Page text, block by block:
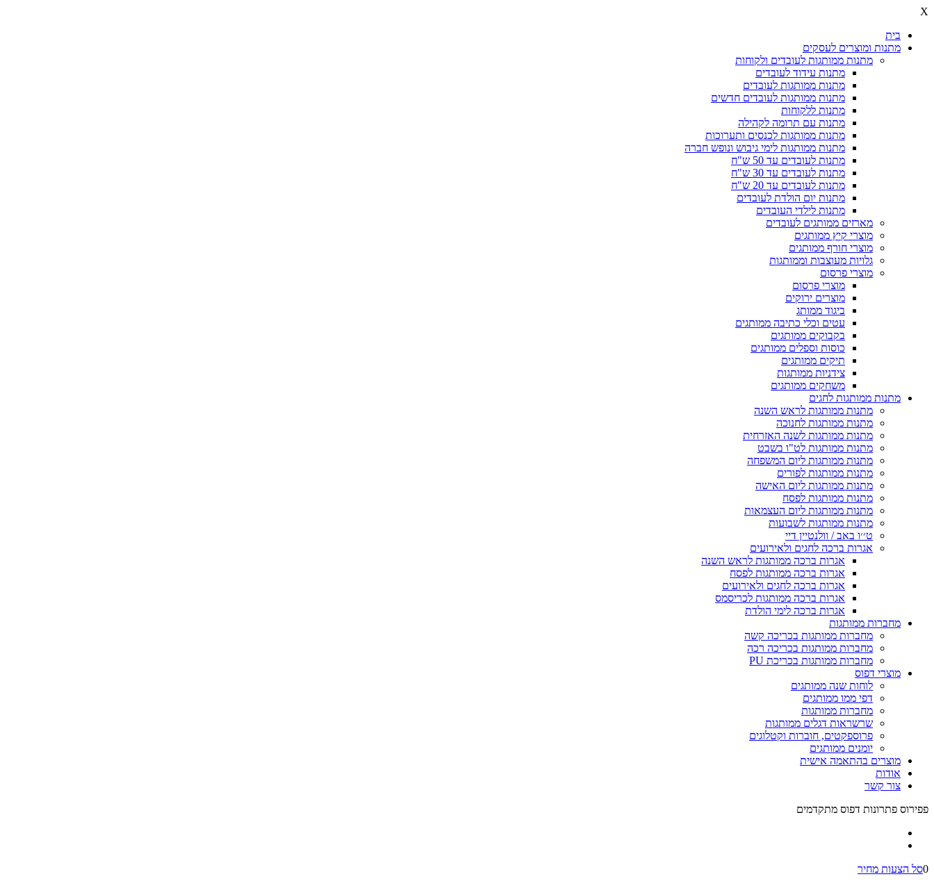
X
בית
מתנות ומוצרים לעסקים
מתנות ממותגות לעובדים ולקוחות
מתנות עידוד לעובדים
מתנות ממותגות לעובדים
מתנות ממותגות לעובדים חדשים
מתנות ללקוחות
מתנות עם תרומה לקהילה
מתנות ממותגות לכנסים ותערוכות
מתנות ממותגות לימי גיבוש ונופש חברה
מתנות לעובדים עד 50 ש"ח
מתנות לעובדים עד 30 ש"ח
מתנות לעובדים עד 20 ש"ח
מתנות יום הולדת לעובדים
מתנות לילדי העובדים
מארזים ממותגים לעובדים
מוצרי קיץ ממותגים
מוצרי חורף ממותגים
גלויות מעוצבות וממותגות
מוצרי פרסום
מוצרי פרסום
מוצרים ירוקים
ביגוד ממותג
עטים וכלי כתיבה ממותגים
בקבוקים ממותגים
כוסות וספלים ממותגים
תיקים ממותגים
צידניות ממותגות
משחקים ממותגים
מתנות ממותגות לחגים
מתנות ממותגות לראש השנה
מתנות ממותגות לחנוכה
מתנות ממותגות לשנה האזרחית
מתנות ממותגות לט"ו בשבט
מתנות ממותגות ליום המשפחה
מתנות ממותגות לפורים
מתנות ממותגות ליום האישה
מתנות ממותגות לפסח
מתנות ממותגות ליום העצמאות
מתנות ממותגות לשבועות
ט׳׳ו באב / וולנטיין דיי
אגרות ברכה לחגים ולאירועים
אגרות ברכה ממותגות לראש השנה
אגרות ברכה ממותגות לפסח
אגרות ברכה לחגים ולאירועים
אגרות ברכה ממותגות לכריסמס
אגרות ברכה לימי הולדת
מחברות ממותגות
מחברות ממותגות בכריכה קשה
מחברות ממותגות בכריכה רכה
מחברות ממותגות בכריכת PU
מוצרי דפוס
לוחות שנה ממותגים
דפי ממו ממותגים
מחברות ממותגות
שרשראות דגלים ממותגות
פרוספקטים, חוברות וקטלוגים
יומנים ממותגים
מוצרים בהתאמה אישית
אודות
צור קשר
פפירוס פתרונות דפוס מתקדמים
0סל הצעות מחיר